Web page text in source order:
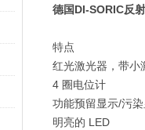
德国DI-SORIC反
特点
红光激光器，带小
4 圈电位计
功能预留显示/污
明亮的 LED